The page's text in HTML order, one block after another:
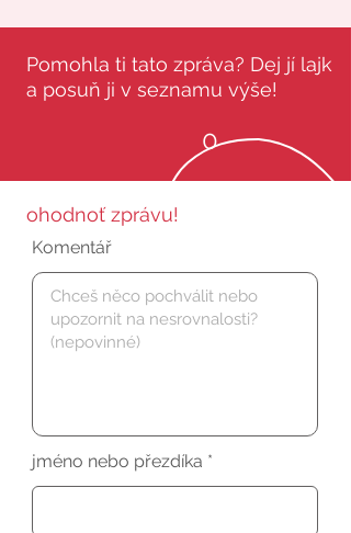
Pomohla ti tato zpráva? Dej jí lajk
a posuň ji v seznamu výše!
0
ohodnoť zprávu!
Komentář
jméno nebo přezdíka